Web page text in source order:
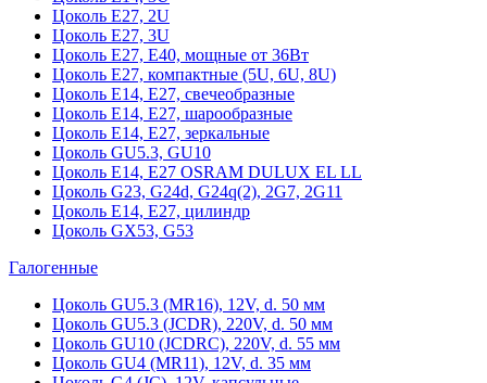
Цоколь Е27, 2U
Цоколь Е27, 3U
Цоколь Е27, Е40, мощные от 36Вт
Цоколь Е27, компактные (5U, 6U, 8U)
Цоколь Е14, Е27, свечеобразные
Цоколь Е14, Е27, шарообразные
Цоколь Е14, Е27, зеркальные
Цоколь GU5.3, GU10
Цоколь Е14, Е27 OSRAM DULUX EL LL
Цоколь G23, G24d, G24q(2), 2G7, 2G11
Цоколь Е14, Е27, цилиндр
Цоколь GX53, G53
Галогенные
Цоколь GU5.3 (MR16), 12V, d. 50 мм
Цоколь GU5.3 (JCDR), 220V, d. 50 мм
Цоколь GU10 (JCDRC), 220V, d. 55 мм
Цоколь GU4 (MR11), 12V, d. 35 мм